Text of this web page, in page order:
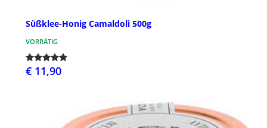
Süßklee-Honig Camaldoli 500g
VORRÄTIG
€ 11,90